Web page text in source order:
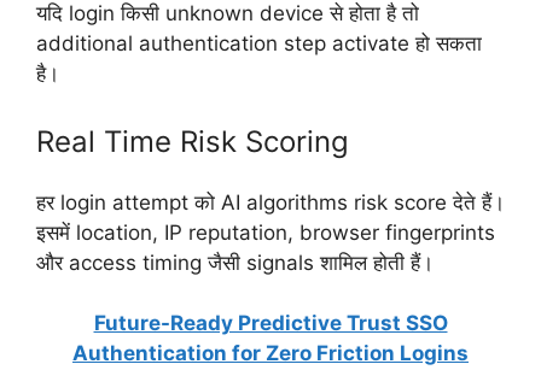
यदि login किसी unknown device से होता है तो
additional authentication step activate हो सकता
है।
Real Time Risk Scoring
हर login attempt को AI algorithms risk score देते हैं।
इसमें location, IP reputation, browser fingerprints
और access timing जैसी signals शामिल होती हैं।
Future-Ready Predictive Trust SSO
Authentication for Zero Friction Logins